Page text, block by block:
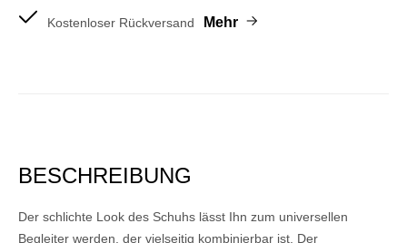
Kostenloser Rückversand Mehr
BESCHREIBUNG
Der schlichte Look des Schuhs lässt Ihn zum universellen
Begleiter werden, der vielseitig kombinierbar ist. Der